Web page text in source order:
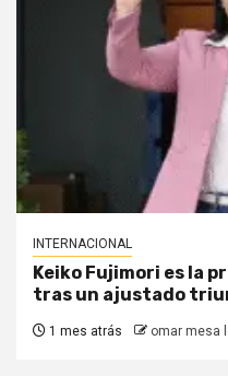
INTERNACIONAL
Keiko Fujimori es la
tras un ajustado
1 mes atrás omar mesa